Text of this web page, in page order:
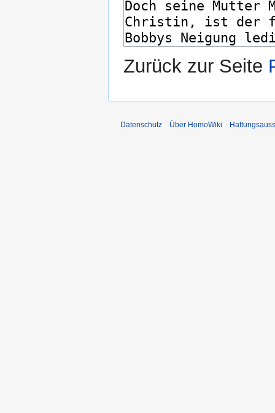
Zurück zur Seite
Datenschutz Über HomoWiki